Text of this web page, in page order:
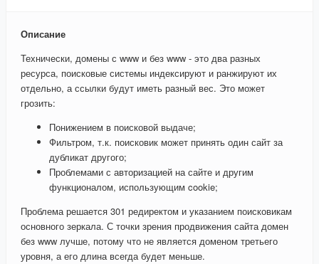
Описание
Технически, домены с www и без www - это два разных
ресурса, поисковые системы индексируют и ранжируют их
отдельно, а ссылки будут иметь разный вес. Это может
грозить:
Понижением в поисковой выдаче;
Фильтром, т.к. поисковик может принять один сайт за
дубликат другого;
Проблемами с авторизацией на сайте и другим
функционалом, использующим cookie;
Проблема решается 301 редиректом и указанием поисковикам
основного зеркала. С точки зрения продвижения сайта домен
без www лучше, потому что не является доменом третьего
уровня, а его длина всегда будет меньше.